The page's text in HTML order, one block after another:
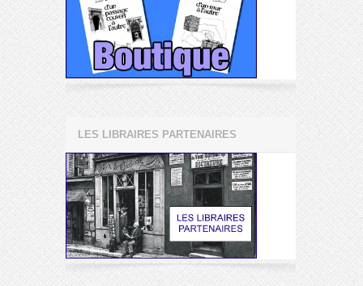
LES LIBRAIRES PARTENAIRES